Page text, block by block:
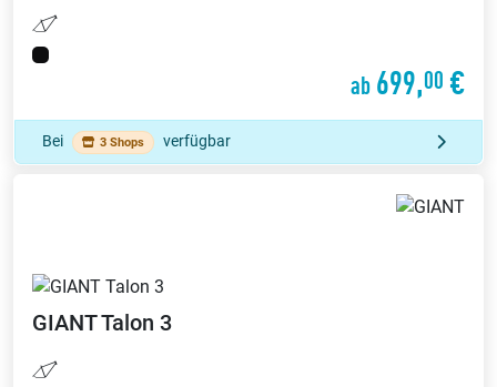
ab 699,00 €
Bei 3 Shops verfügbar
GIANTTalon 3